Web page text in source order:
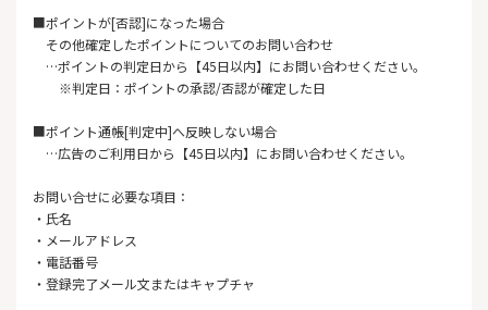
■ポイントが[否認]になった場合
その他確定したポイントについてのお問い合わせ
…ポイントの判定日から【45日以内】にお問い合わせください。
※判定日：ポイントの承認/否認が確定した日
■ポイント通帳[判定中]へ反映しない場合
…広告のご利用日から【45日以内】にお問い合わせください。
お問い合せに必要な項目：
・氏名
・メールアドレス
・電話番号
・登録完了メール文またはキャプチャ